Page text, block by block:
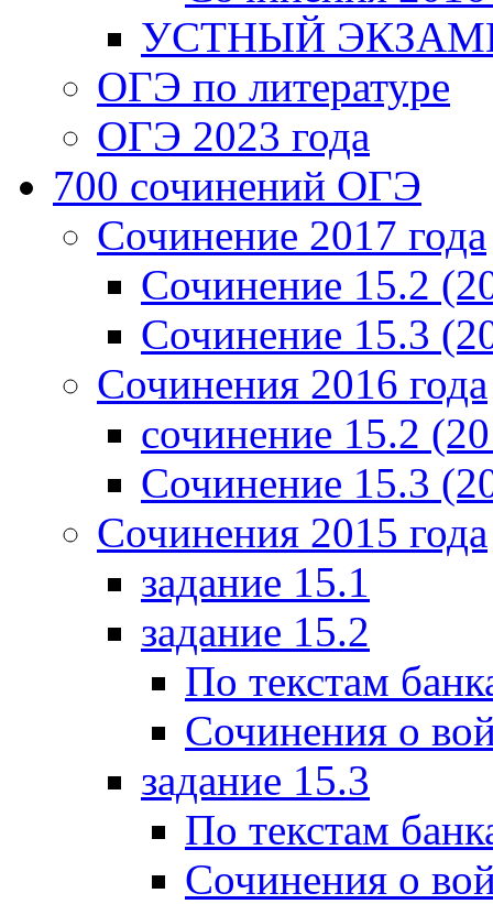
УСТНЫЙ
ОГЭ по литературе
ОГЭ 2023 года
700 cочинений ОГЭ
Сочинение 2017 года
Сочинение 15.2
Сочинение 15.3
Сочинения 2016 года
сочинение 15.2
Сочинение 15.3
Сочинения 2015 года
задание 15.1
задание 15.2
По текстам
Сочинения о
задание 15.3
По текстам
Сочинения о